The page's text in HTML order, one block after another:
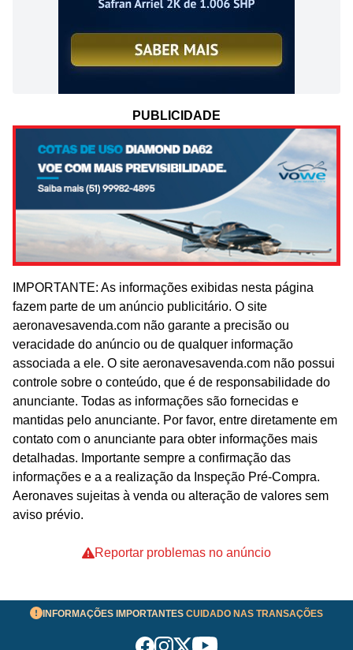
PUBLICIDADE
IMPORTANTE: As informações exibidas nesta página
fazem parte de um anúncio publicitário. O site
aeronavesavenda.com não garante a precisão ou
veracidade do anúncio ou de qualquer informação
associada a ele. O site aeronavesavenda.com não possui
controle sobre o conteúdo, que é de responsabilidade do
anunciante. Todas as informações são fornecidas e
mantidas pelo anunciante. Por favor, entre diretamente em
contato com o anunciante para obter informações mais
detalhadas. Importante sempre a confirmação das
informações e a a realização da Inspeção Pré-Compra.
Aeronaves sujeitas à venda ou alteração de valores sem
aviso prévio.
Reportar problemas no anúncio
INFORMAÇÕES IMPORTANTES CUIDADO NAS TRANSAÇÕES